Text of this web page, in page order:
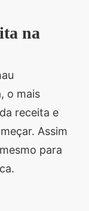
na
o mais
receita e
Assim
para